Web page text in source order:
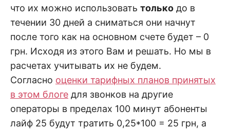
что их можно использовать только до в
течении 30 дней а сниматься они начнут
после того как на основном счете будет – 0
грн. Исходя из этого Вам и решать. Но мы в
расчетах учитывать их не будем.
Согласно оценки тарифных планов принятых
в этом блоге для звонков на другие
операторы в пределах 100 минут абоненты
лайф 25 будут тратить 0,25*100 = 25 грн, а